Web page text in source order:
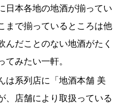
日本各地の地酒が揃ってい
まで揃っているところは他
んだことのない地酒がたく
てみたい一軒。
は系列店に「地酒本舗 美
、店舗により取扱っている